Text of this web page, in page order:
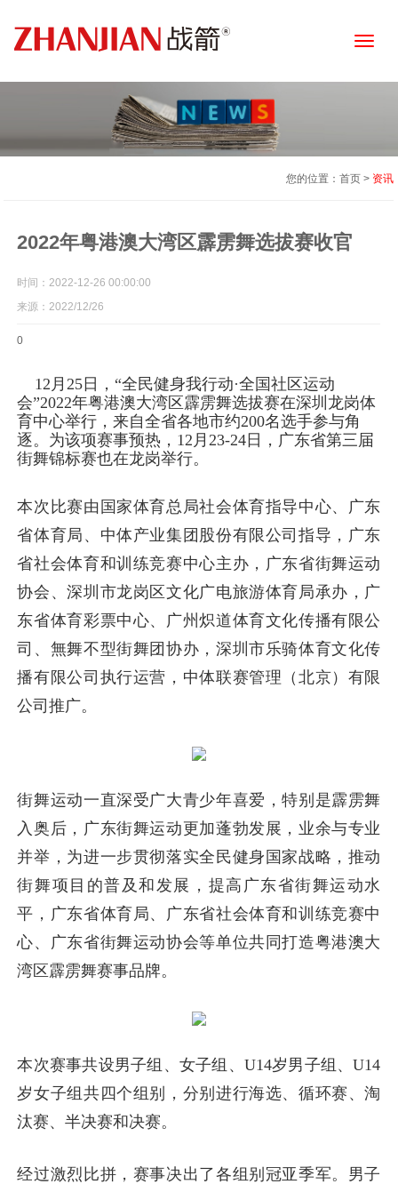
Toggle
您的位置：首页 > 资讯
2022年粤港澳大湾区霹雳舞选拔赛收官
时间：2022-12-26 00:00:00
来源：2022/12/26
0
12月25日，“全民健身我行动·全国社区运动
会”2022年粤港澳大湾区霹雳舞选拔赛在深圳龙岗体
育中心举行，来自全省各地市约200名选手参与角
逐。为该项赛事预热，12月23-24日，广东省第三届
街舞锦标赛也在龙岗举行。
本次比赛由国家体育总局社会体育指导中心、广东
省体育局、中体产业集团股份有限公司指导，广东
省社会体育和训练竞赛中心主办，广东省街舞运动
协会、深圳市龙岗区文化广电旅游体育局承办，广
东省体育彩票中心、广州炽道体育文化传播有限公
司、無舞不型街舞团协办，深圳市乐骑体育文化传
播有限公司执行运营，中体联赛管理（北京）有限
公司推广。
街舞运动一直深受广大青少年喜爱，特别是霹雳舞
入奥后，广东街舞运动更加蓬勃发展，业余与专业
并举，为进一步贯彻落实全民健身国家战略，推动
街舞项目的普及和发展，提高广东省街舞运动水
平，广东省体育局、广东省社会体育和训练竞赛中
心、广东省街舞运动协会等单位共同打造粤港澳大
湾区霹雳舞赛事品牌。
本次赛事共设男子组、女子组、U14岁男子组、U14
岁女子组共四个组别，分别进行海选、循环赛、淘
汰赛、半决赛和决赛。
经过激烈比拼，赛事决出了各组别冠亚季军。男子